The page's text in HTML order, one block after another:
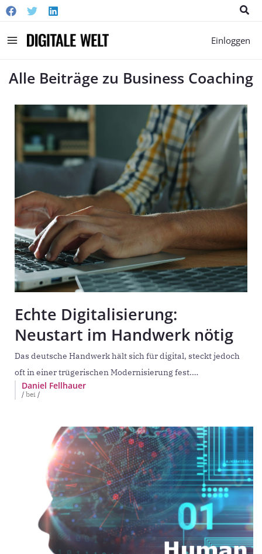
Main
Einloggen
Alle Beiträge zu Business Coaching
Echte Digitalisierung:
Neustart im Handwerk nötig
Das deutsche Handwerk hält sich für digital, steckt jedoch
oft in einer trügerischen Modernisierung fest.
Seriengründer und CEO Daniel Fellhauer widerspricht der
Daniel Fellhauer
/ bei /